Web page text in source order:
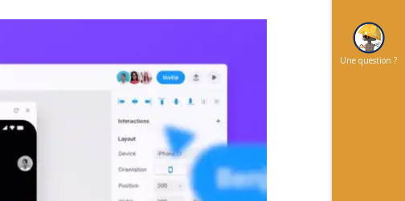
Une question ?